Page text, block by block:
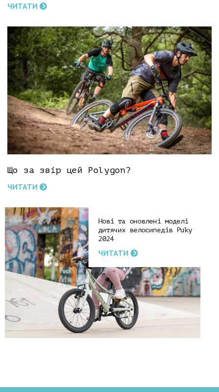
ЧИТАТИ
Що за звір цей Polygon?
ЧИТАТИ
Нові та оновлені моделі
дитячих велосипедів Puky
2024
ЧИТАТИ